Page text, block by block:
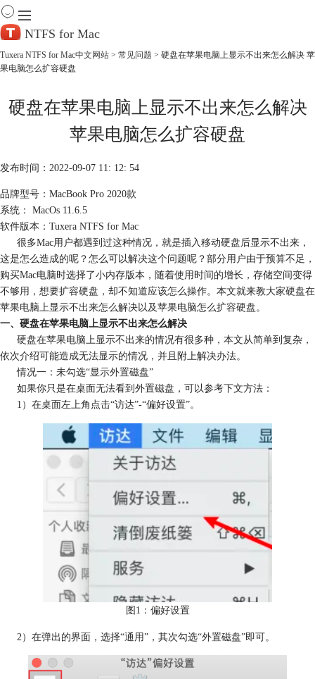
NTFS for Mac
下 载
购买
Tuxera NTFS for Mac中文网站 > 常见问题 > 硬盘在苹果电脑上显示不出来怎么解决 苹
果电脑怎么扩容硬盘
硬盘在苹果电脑上显示不出来怎么解决
苹果电脑怎么扩容硬盘
发布时间：2022-09-07 11: 12: 54
品牌型号：MacBook Pro 2020款
系统： MacOs 11.6.5
软件版本：Tuxera NTFS for Mac
很多Mac用户都遇到过这种情况，就是插入移动硬盘后显示不出来，
这是怎么造成的呢？怎么可以解决这个问题呢？部分用户由于预算不足，
购买Mac电脑时选择了小内存版本，随着使用时间的增长，存储空间变得
不够用，想要扩容硬盘，却不知道应该怎么操作。本文就来教大家硬盘在
苹果电脑上显示不出来怎么解决以及苹果电脑怎么扩容硬盘。
一、硬盘在苹果电脑上显示不出来怎么解决
硬盘在苹果电脑上显示不出来的情况有很多种，本文从简单到复杂，
依次介绍可能造成无法显示的情况，并且附上解决办法。
情况一：未勾选“显示外置磁盘”
如果你只是在桌面无法看到外置磁盘，可以参考下文方法：
1）在桌面左上角点击“访达”-“偏好设置”。
图1：偏好设置
2）在弹出的界面，选择“通用”，其次勾选“外置磁盘”即可。